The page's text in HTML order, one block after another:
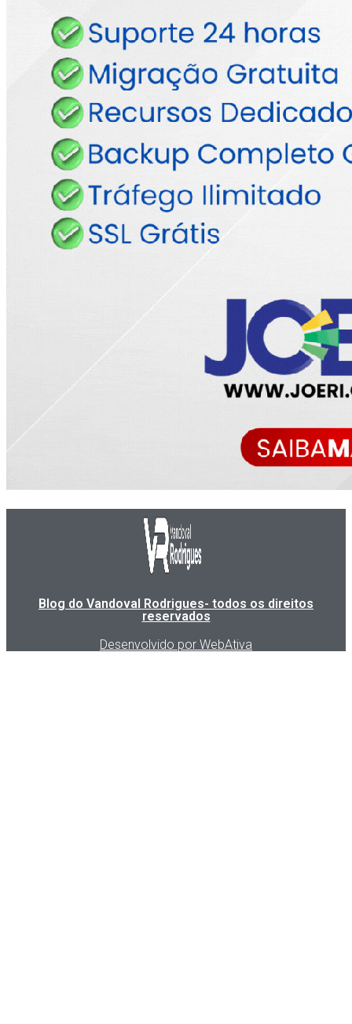
Blog do Vandoval Rodrigues- todos os direitos
reservados
Desenvolvido por WebAtiva